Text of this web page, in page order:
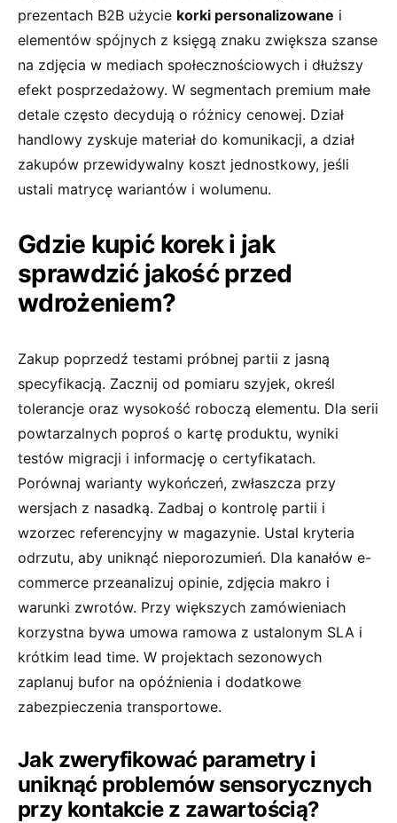
prezentach B2B użycie korki personalizowane i
elementów spójnych z księgą znaku zwiększa szanse
na zdjęcia w mediach społecznościowych i dłuższy
efekt posprzedażowy. W segmentach premium małe
detale często decydują o różnicy cenowej. Dział
handlowy zyskuje materiał do komunikacji, a dział
zakupów przewidywalny koszt jednostkowy, jeśli
ustali matrycę wariantów i wolumenu.
Gdzie kupić korek i jak
sprawdzić jakość przed
wdrożeniem?
Zakup poprzedź testami próbnej partii z jasną
specyfikacją. Zacznij od pomiaru szyjek, określ
tolerancje oraz wysokość roboczą elementu. Dla serii
powtarzalnych poproś o kartę produktu, wyniki
testów migracji i informację o certyfikatach.
Porównaj warianty wykończeń, zwłaszcza przy
wersjach z nasadką. Zadbaj o kontrolę partii i
wzorzec referencyjny w magazynie. Ustal kryteria
odrzutu, aby uniknąć nieporozumień. Dla kanałów e-
commerce przeanalizuj opinie, zdjęcia makro i
warunki zwrotów. Przy większych zamówieniach
korzystna bywa umowa ramowa z ustalonym SLA i
krótkim lead time. W projektach sezonowych
zaplanuj bufor na opóźnienia i dodatkowe
zabezpieczenia transportowe.
Jak zweryfikować parametry i
uniknąć problemów sensorycznych
przy kontakcie z zawartością?